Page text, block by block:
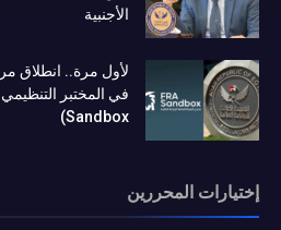
الأجنبية
لأول مرة.. انطلاق
Sandbox)
إختيارات المحررين